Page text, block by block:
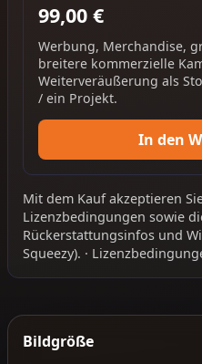
99,00 €
Werbung, Merchandise,
breitere kommerzielle
Weiterveräußerung als
/ ein Projekt.
In den
Mit dem Kauf akzeptieren
Lizenzbedingungen sowie
Rückerstattungsinfos und
Squeezy). ·
Bildgröße